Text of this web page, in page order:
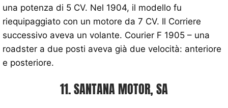
una potenza di 5 CV. Nel 1904, il modello fu
riequipaggiato con un motore da 7 CV. Il Corriere
successivo aveva un volante. Courier F 1905 – una
roadster a due posti aveva già due velocità: anteriore
e posteriore.
11. SANTANA MOTOR, SA